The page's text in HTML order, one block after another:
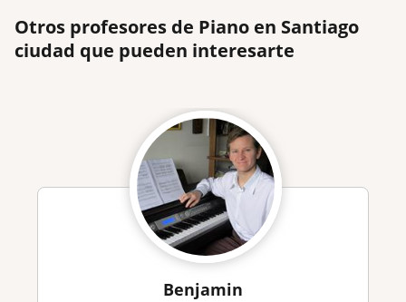
Otros profesores de Piano en Santiago
ciudad que pueden interesarte
Benjamin